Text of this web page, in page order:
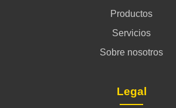
Productos
Servicios
Sobre nosotros
Legal